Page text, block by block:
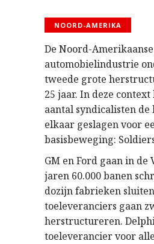
NOORD-AMERIKA
De Noord-Amerikaanse
automobielindustrie
tweede grote
25 jaar. In deze
aantal syndicalisten de
elkaar geslagen voor
basisbeweging:
GM en Ford gaan in de
jaren 60.000 banen
dozijn fabrieken
toeleveranciers gaan
herstructureren.
toeleverancier voor